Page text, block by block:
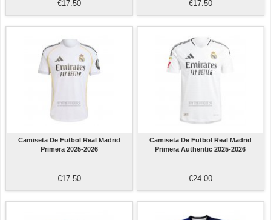
€17.50 €17.50
Camiseta De Futbol Real Madrid
Primera 2025-2026
€17.50
Camiseta De Futbol Real Madrid
Primera Authentic 2025-2026
€24.00